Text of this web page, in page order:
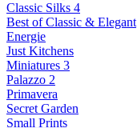
Classic Silks 4
Best of Classic & Elegant
Energie
Just Kitchens
Miniatures 3
Palazzo 2
Primavera
Secret Garden
Small Prints